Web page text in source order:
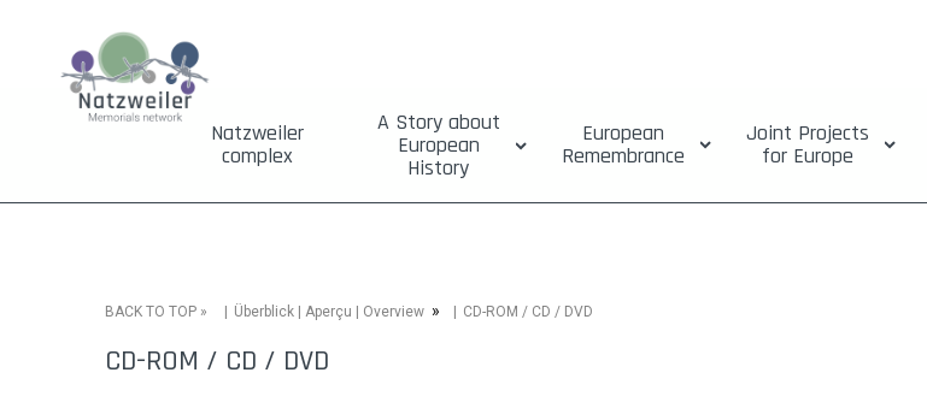
Natzweiler
complex
A Story about
European
History
European
Remembrance
Joint Projects
for Europe
BACK TO TOP » Überblick | Aperçu | Overview » CD-ROM / CD / DVD
CD-ROM / CD / DVD